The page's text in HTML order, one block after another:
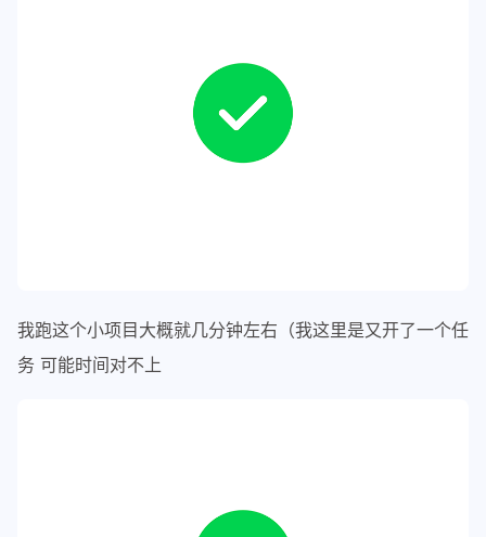
我跑这个小项目大概就几分钟左右（我这里是又开了一个任
务 可能时间对不上